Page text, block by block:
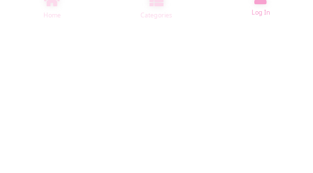
Home Categories Log In